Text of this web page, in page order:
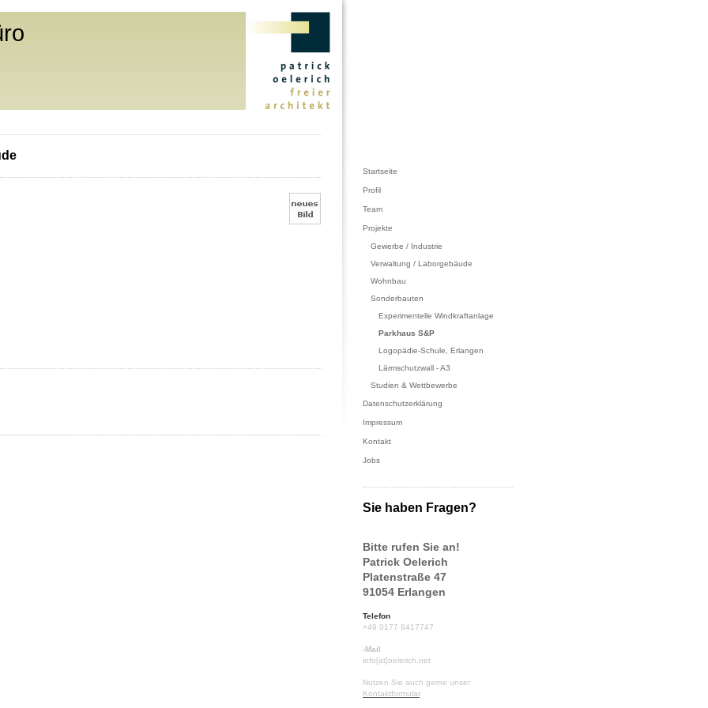
Startseite
Profil
Team
Projekte
Gewerbe / Industrie
Verwaltung / Laborgebäude
Wohnbau
Sonderbauten
Experimentelle Windkraftanlage
Parkhaus S&P
Logopädie-Schule, Erlangen
Lärmschutzwall - A3
Studien & Wettbewerbe
Datenschutzerklärung
Impressum
Kontakt
Jobs
Sie haben Fragen?
Bitte rufen Sie an!
Patrick Oelerich
Platenstraße 47
91054 Erlangen
Telefon
+49 0177 8417747
-Mail
info[at]oelerich.net
Nutzen Sie auch gerne unser
Kontaktformular.